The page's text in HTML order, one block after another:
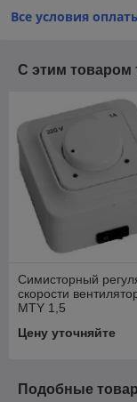
Все условия
С этим товаром
Симисторный
скорости
MTY 1,5
Цену уточняйте
Подобные